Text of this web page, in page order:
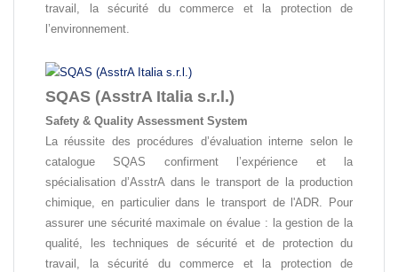
travail, la sécurité du commerce et la protection de
l’environnement.
SQAS (AsstrA Italia s.r.l.)
Safety & Quality Assessment System
La réussite des procédures d’évaluation interne selon le
catalogue SQAS confirment l’expérience et la
spécialisation d’AsstrA dans le transport de la production
chimique, en particulier dans le transport de l'ADR. Pour
assurer une sécurité maximale on évalue : la gestion de la
qualité, les techniques de sécurité et de protection du
travail, la sécurité du commerce et la protection de